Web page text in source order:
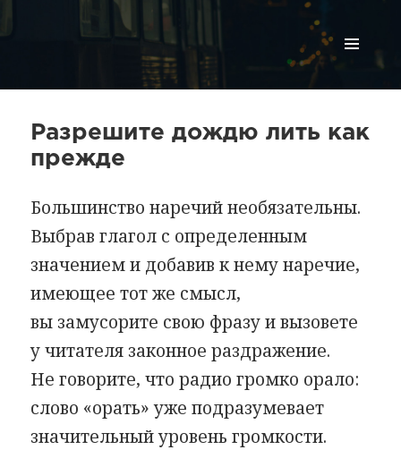
Разрешите дождю лить как
прежде
Большинство наречий необязательны.
Выбрав глагол с определенным
значением и добавив к нему наречие,
имеющее тот же смысл,
вы замусорите свою фразу и вызовете
у читателя законное раздражение.
Не говорите, что радио громко орало:
слово «орать» уже подразумевает
значительный уровень громкости.